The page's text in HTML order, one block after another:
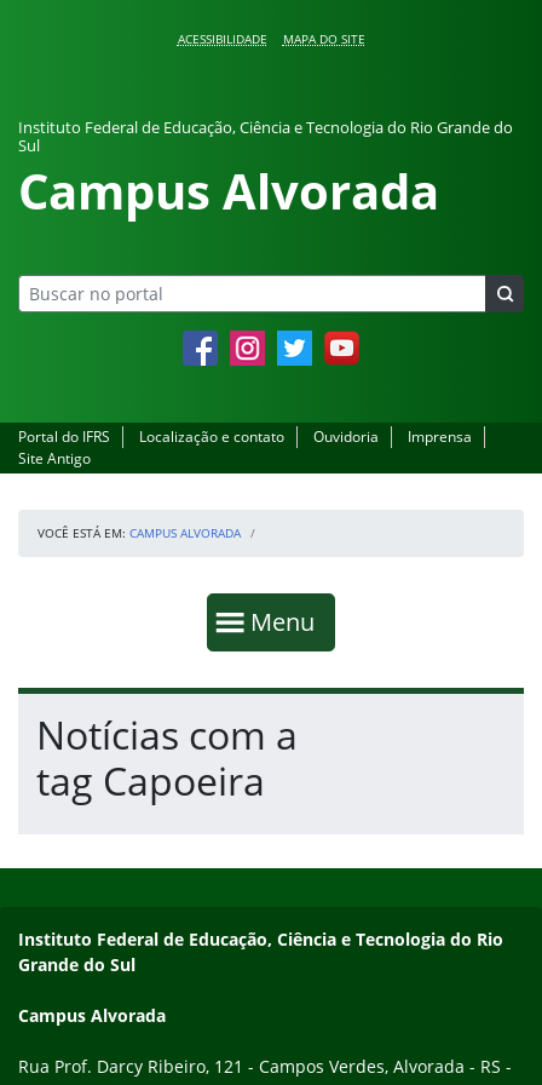
ACESSIBILIDADE MAPA DO SITE
Instituto Federal de Educação, Ciência e Tecnologia do Rio Grande do
Sul
Campus Alvorada
FacebookInstagramTwitter YouTube
Portal do IFRS Localização e contato Ouvidoria
Imprensa
Site Antigo
VOCÊ ESTÁ EM: CAMPUS ALVORADA
Mostrar
Menu
Fim da navegação
Início do conteúdo
Notícias com a
tag Capoeira
Endereço
Instituto Federal de Educação, Ciência e Tecnologia do Rio
Grande do Sul
Campus Alvorada
Rua Prof. Darcy Ribeiro, 121 - Campos Verdes, Alvorada - RS -